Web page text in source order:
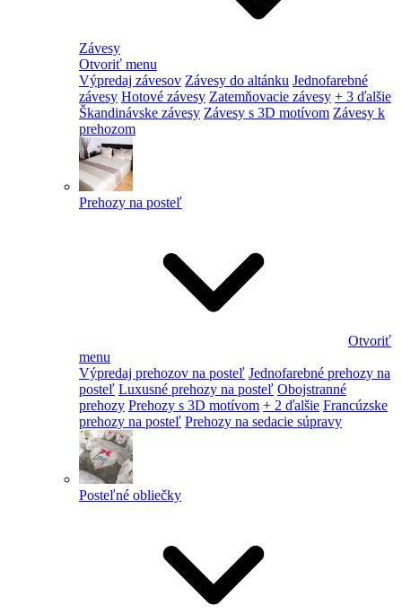
Závesy
Otvoriť menu
Výpredaj závesov Závesy do altánku Jednofarebné
závesy Hotové závesy Zatemňovacie závesy + 3 ďalšie
Škandinávske závesy Závesy s 3D motívom Závesy k
prehozom
Prehozy na posteľ
Otvoriť
menu
Výpredaj prehozov na posteľ Jednofarebné prehozy na
posteľ Luxusné prehozy na posteľ Obojstranné
prehozy Prehozy s 3D motívom + 2 ďalšie Francúzske
prehozy na posteľ Prehozy na sedacie súpravy
Posteľné obliečky